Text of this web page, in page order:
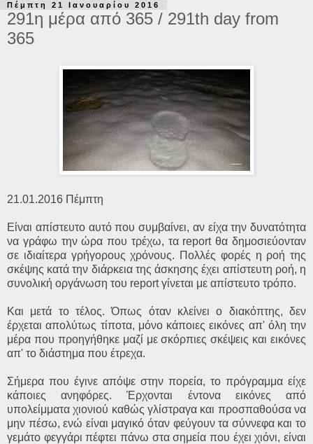
Πέμπτη 21 Ιανουαρίου 2016
291η μέρα από 365 / 291th day from
365
21.01.2016 Πέμπτη
Είναι απίστευτο αυτό που συμβαίνει, αν είχα την δυνατότητα
να γράφω την ώρα που τρέχω, τα report θα δημοσιεύονταν
σε ιδιαίτερα γρήγορους χρόνους. Πολλές φορές η ροή της
σκέψης κατά την διάρκεια της άσκησης έχει απίστευτη ροή, η
συνολική οργάνωση του report γίνεται με απίστευτο τρόπο.
Και μετά το τέλος. Όπως όταν κλείνει ο διακόπτης, δεν
έρχεται απολύτως τίποτα, μόνο κάποιες εικόνες απ' όλη την
μέρα που προηγήθηκε μαζί με σκόρπιες σκέψεις και εικόνες
απ' το διάστημα που έτρεχα.
Σήμερα που έγινε απόψε στην πορεία, το πρόγραμμα είχε
κάποιες ανηφόρες. Έρχονται έντονα εικόνες από
υπολείμματα χιονιού καθώς γλίστραγα και προσπαθούσα να
μην πέσω, ενώ είναι μαγικό όταν φεύγουν τα σύννεφα και το
γεμάτο φεγγάρι πέφτει πάνω στα σημεία που έχει χιόνι, είναι